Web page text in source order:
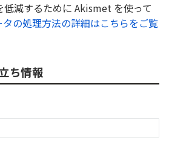
低減するために Akismet を使って
タの処理方法の詳細はこちらをご覧
ち情報